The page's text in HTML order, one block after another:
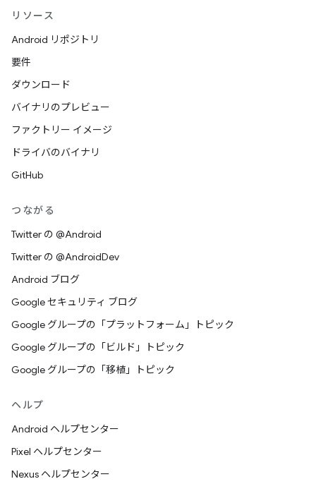
リソース
Android リポジトリ
要件
ダウンロード
バイナリのプレビュー
ファクトリー イメージ
ドライバのバイナリ
GitHub
つながる
Twitter の @Android
Twitter の @AndroidDev
Android ブログ
Google セキュリティ ブログ
Google グループの「プラットフォーム」トピック
Google グループの「ビルド」トピック
Google グループの「移植」トピック
ヘルプ
Android ヘルプセンター
Pixel ヘルプセンター
Nexus ヘルプセンター